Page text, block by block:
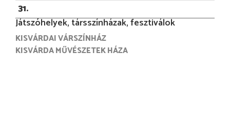
31
Játszóhelyek, társszínházak, fesztiválok
KISVÁRDAI VÁRSZÍNHÁZ
KISVÁRDA MŰVÉSZETEK HÁZA